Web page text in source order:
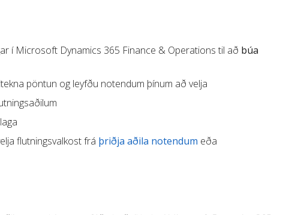
í Microsoft Dynamics 365 Finance & Operations til að búa
pöntun og leyfðu notendum þínum að velja
flutningsvalkost frá þriðja aðila notendum eða